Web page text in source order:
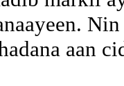
aan